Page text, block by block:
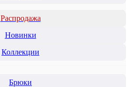
Распродажа
Новинки
Коллекции
Брюки